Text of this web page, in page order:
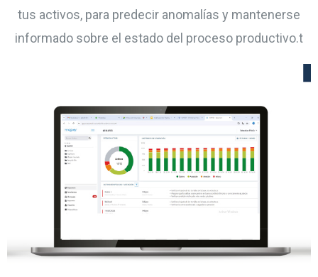
tus activos, para predecir anomalías y mantenerse
informado sobre el estado del proceso productivo.t